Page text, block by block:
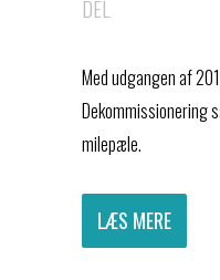
DEL
Med udgangen af
Dekommissionering
milepæle.
LÆS MERE